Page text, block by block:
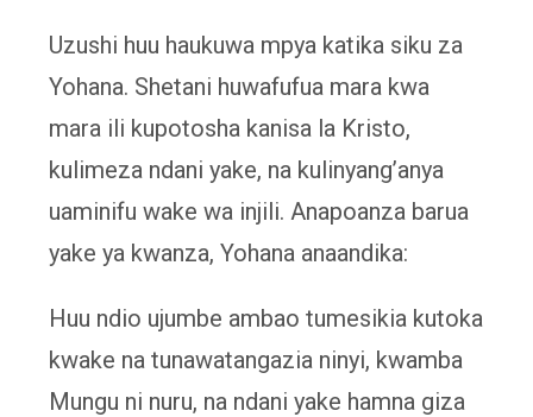
Uzushi huu haukuwa mpya katika siku za
Yohana. Shetani huwafufua mara kwa
mara ili kupotosha kanisa la Kristo,
kulimeza ndani yake, na kulinyang’anya
uaminifu wake wa injili. Anapoanza barua
yake ya kwanza, Yohana anaandika:
Huu ndio ujumbe ambao tumesikia kutoka
kwake na tunawatangazia ninyi, kwamba
Mungu ni nuru, na ndani yake hamna giza